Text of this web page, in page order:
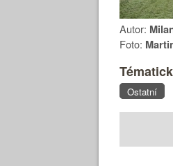
Autor:
Foto:
Ostatní